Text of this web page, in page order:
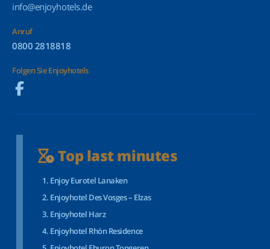
info@enjoyhotels.de
Anruf
0800 2818818
Folgen Sie Enjoyhotels
Top last minutes
Enjoy Eurotel Lanaken
Enjoyhotel Des Vosges – Elzas
Enjoyhotel Harz
Enjoyhotel Rhön Residence